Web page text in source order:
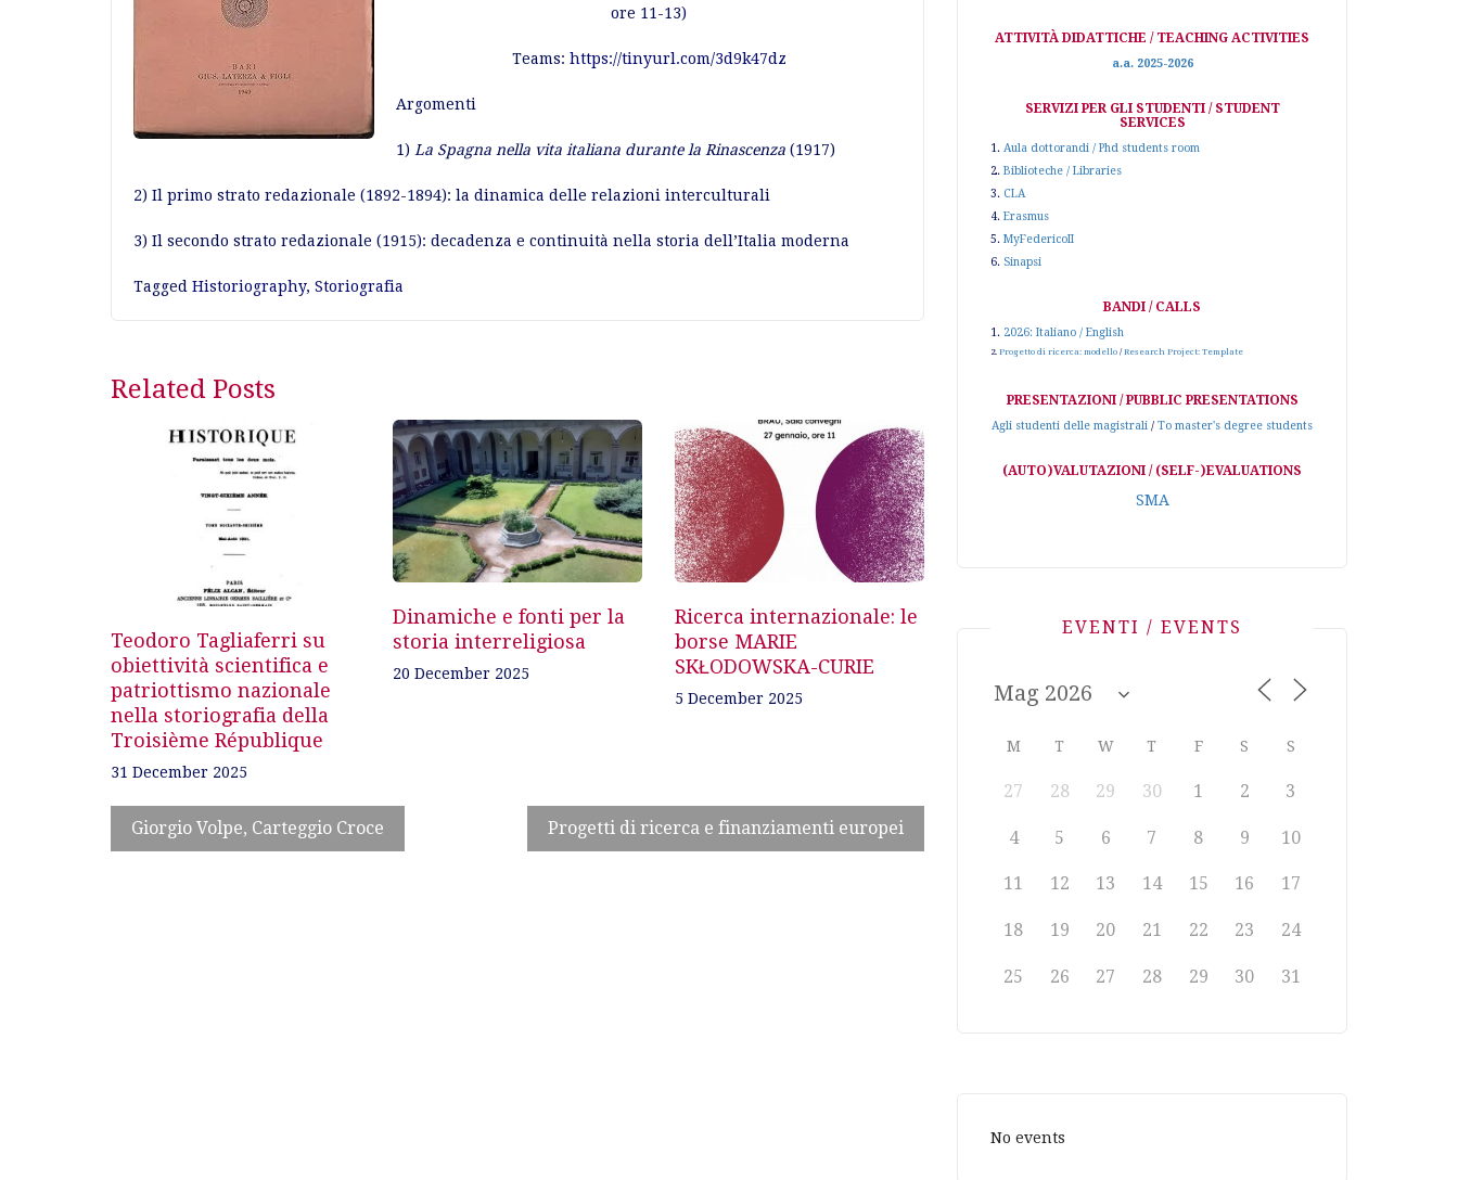
ore 11-13)
Teams: https://tinyurl.com/3d9k47dz
Argomenti
1) La Spagna nella vita italiana durante la Rinascenza (1917)
2) Il primo strato redazionale (1892-1894): la dinamica delle relazioni interculturali
3) Il secondo strato redazionale (1915): decadenza e continuità nella storia dell’Italia moderna
Tagged Historiography, Storiografia
Related Posts
Teodoro Tagliaferri su
obiettività scientifica e
patriottismo nazionale
nella storiografia della
Troisième République
31 December 2025
Dinamiche e fonti per la
storia interreligiosa
20 December 2025
Ricerca internazionale: le
borse MARIE
SKŁODOWSKA-CURIE
5 December 2025
Post
navigation
Giorgio Volpe, Carteggio Croce Progetti di ricerca e finanziamenti europei
ATTIVITÀ DIDATTICHE / TEACHING ACTIVITIES
a.a. 2025-2026
SERVIZI PER GLI STUDENTI / STUDENT
SERVICES
1. Aula dottorandi / Phd students room
2. Biblioteche / Libraries
3. CLA
4. Erasmus
5. MyFedericoII
6. Sinapsi
BANDI / CALLS
1. 2026: Italiano / English
2. Progetto di ricerca: modello /Research Project: Template
PRESENTAZIONI / PUBBLIC PRESENTATIONS
Agli studenti delle magistrali / To master's degree students
(AUTO)VALUTAZIONI / (SELF-)EVALUATIONS
SMA
EVENTI / EVENTS
M T W T F S S
27 28 29 30 1 2 3
4 5 6 7 8 9 10
11 12 13 14 15 16 17
18 19 20 21 22 23 24
25 26 27 28 29 30 31
No events